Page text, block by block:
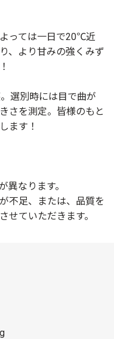
っては一日で20℃近
、より甘みの強くみず
選別時には目で曲が
さを測定。皆様のもと
ます！
なります。
不足、または、品質を
せていただきます。